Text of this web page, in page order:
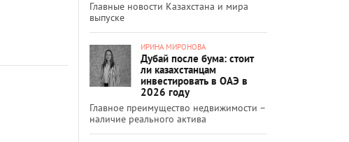
Главные новости Казахстана и мира
выпуске
ИРИНА МИРОНОВА
Дубай после бума: стоит
ли казахстанцам
инвестировать в ОАЭ в
2026 году
Главное преимущество недвижимости –
наличие реального актива